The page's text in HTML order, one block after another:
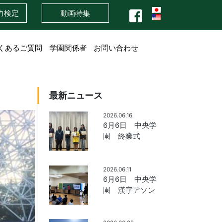
検定 動画特集
あるご質問 学園関係者 お問い合わせ
最新ニュース
2026.06.16
6月6日 中央学
園 終業式
2026.06.11
6月6日 中央学
園 漢字アソン